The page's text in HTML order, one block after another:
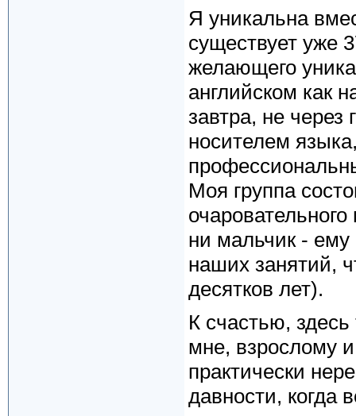
Я уникальна
существует уже
желающего
английском как
завтра, не через
носителем
Моя группа
ни мальчик - ему
наших занятий,
десятков лет).
К счастью,
мне, взрослому
практически
давности, когда